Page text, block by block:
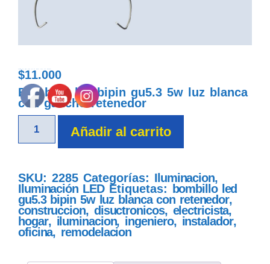
$11.000
Bombillo led bipin gu5.3 5w luz blanca
con gancho retenedor
Añadir al carrito
SKU: 2285 Categorías: Iluminacion,
Iluminación LED Etiquetas:
bombillo led
gu5.3 bipin 5w luz blanca con retenedor,
construccion, disuctronicos, electricista,
hogar, iluminacion, ingeniero, instalador,
oficina, remodelacion